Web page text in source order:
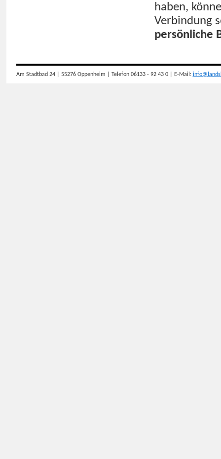
haben,
Verbindung
persönliche
Am Stadtbad 24 | 55276 Oppenheim | Telefon 06133 - 92 43 0 | E-Mail: